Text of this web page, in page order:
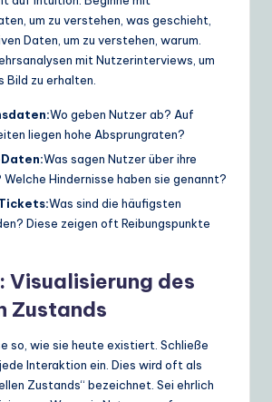
um zu verstehen, was geschieht,
Daten, um zu verstehen, warum.
mit Nutzerinterviews, um
Bild zu erhalten.
Wo geben Nutzer ab? Auf
liegen hohe Absprungraten?
Was sagen Nutzer über ihre
Welche Hindernisse haben sie genannt?
Was sind die häufigsten
Diese zeigen oft Reibungspunkte
Visualisierung des
Zustands
so, wie sie heute existiert. Schließe
Interaktion ein. Dies wird oft als
Zustands“ bezeichnet. Sei ehrlich